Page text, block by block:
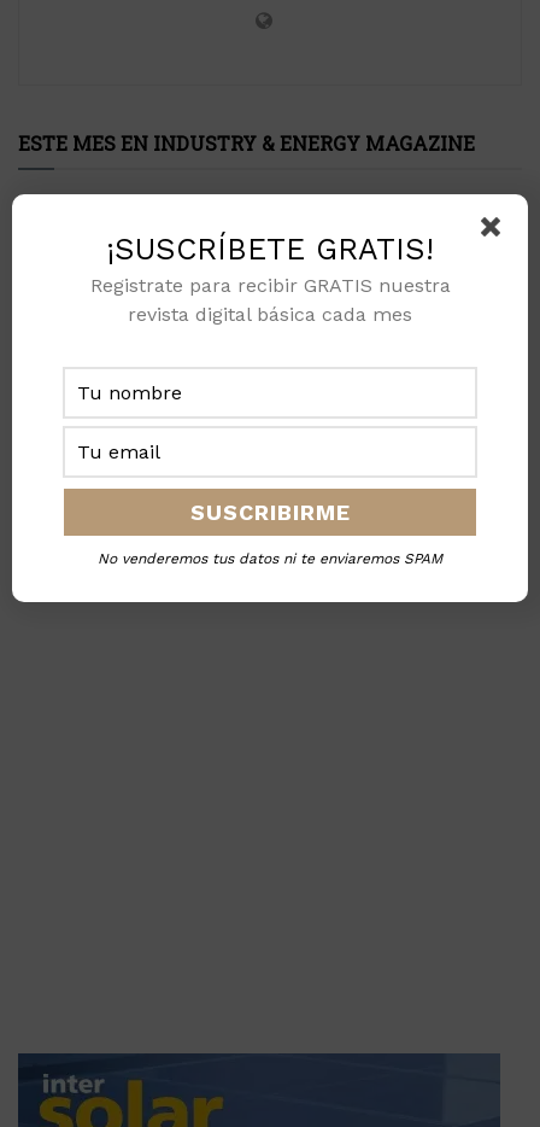
ESTE MES EN INDUSTRY & ENERGY MAGAZINE
¡SUSCRÍBETE GRATIS!
Registrate para recibir GRATIS nuestra
revista digital básica cada mes
No venderemos tus datos ni te enviaremos SPAM